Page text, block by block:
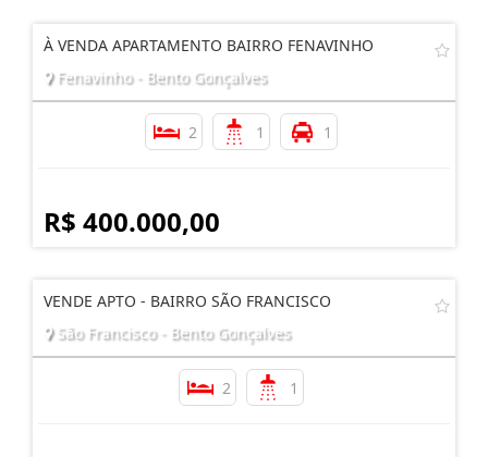
À VENDA APARTAMENTO BAIRRO FENAVINHO
Fenavinho - Bento Gonçalves
2 1 1
R$ 400.000,00
VENDE APTO - BAIRRO SÃO FRANCISCO
São Francisco - Bento Gonçalves
2 1